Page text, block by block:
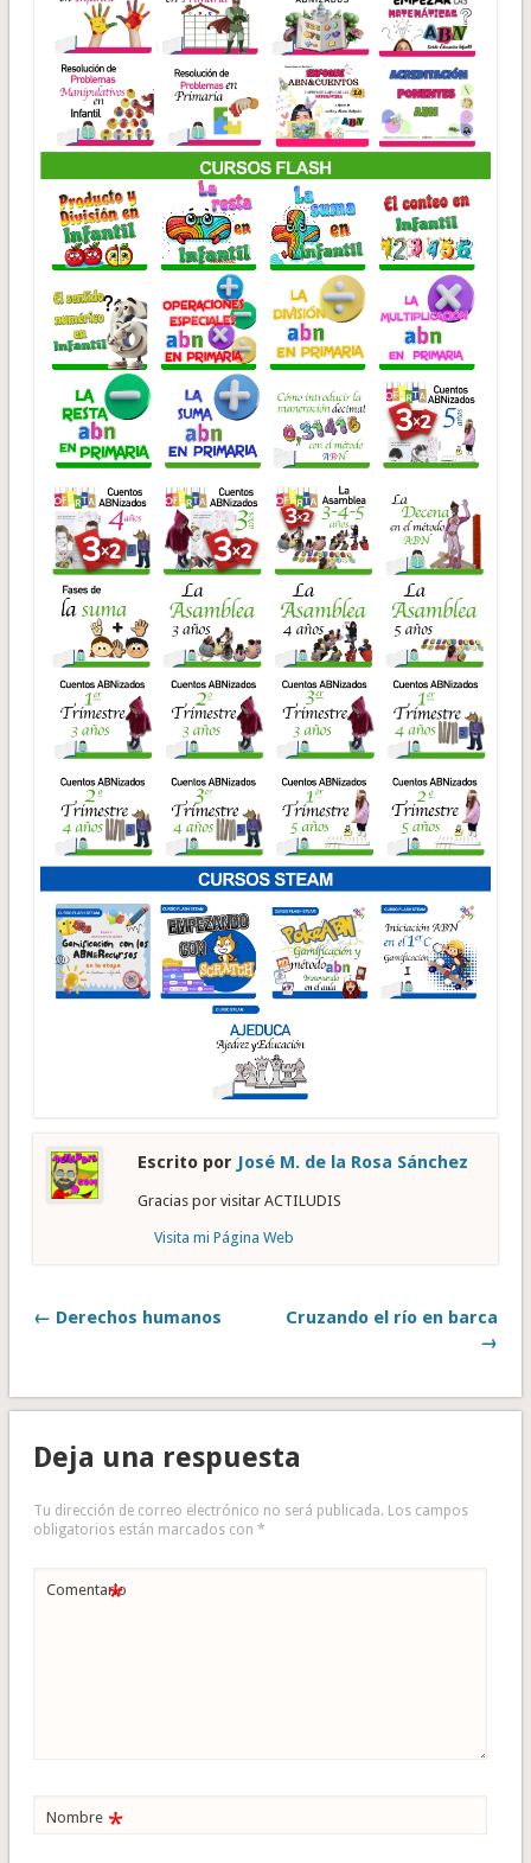
Escrito por José M. de la Rosa Sánchez
Gracias por visitar ACTILUDIS
Visita mi Página Web
← Derechos humanos
Cruzando el río en barca
→
Deja una respuesta
Tu dirección de correo electrónico no será publicada. Los campos
obligatorios están marcados con *
Comentario
*
Nombre *